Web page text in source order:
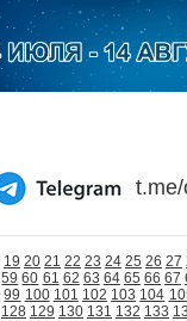
19 20 21 22 23 24 25 26 27
59 60 61 62 63 64 65 66 67
99 100 101 102 103 104
128 129 130 131 132 133